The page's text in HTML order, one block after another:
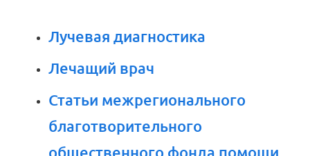
Лучевая диагностика
Лечащий врач
Статьи межрегионального
благотворительного
общественного фонда помощи